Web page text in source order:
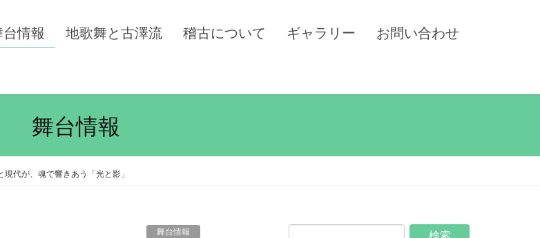
台情報 地歌舞と古澤流 稽古について ギャラリー お問い合わせ
舞台情報
代が、魂で響きあう「光と影」
舞台情報